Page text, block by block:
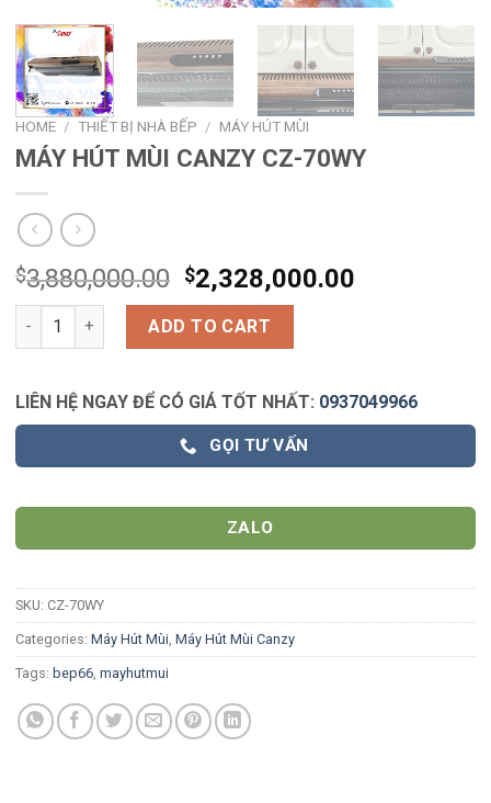
HOME / THIẾT BỊ NHÀ BẾP / MÁY HÚT MÙI
MÁY HÚT MÙI CANZY CZ-70WY
$3,880,000.00 $2,328,000.00
MÁY HÚT MÙI CANZY CZ-70WY quantity
ADD TO CART
LIÊN HỆ NGAY ĐỂ CÓ GIÁ TỐT NHẤT: 0937049966
GỌI TƯ VẤN
ZALO
SKU: CZ-70WY
Categories: Máy Hút Mùi Máy Hút Mùi Canzy
Tags: bep66 mayhutmui